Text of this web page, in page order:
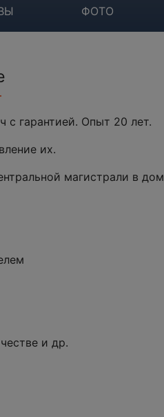
ФОТО
с гарантией. Опыт 20 лет.
их.
магистрали в дом
и др.